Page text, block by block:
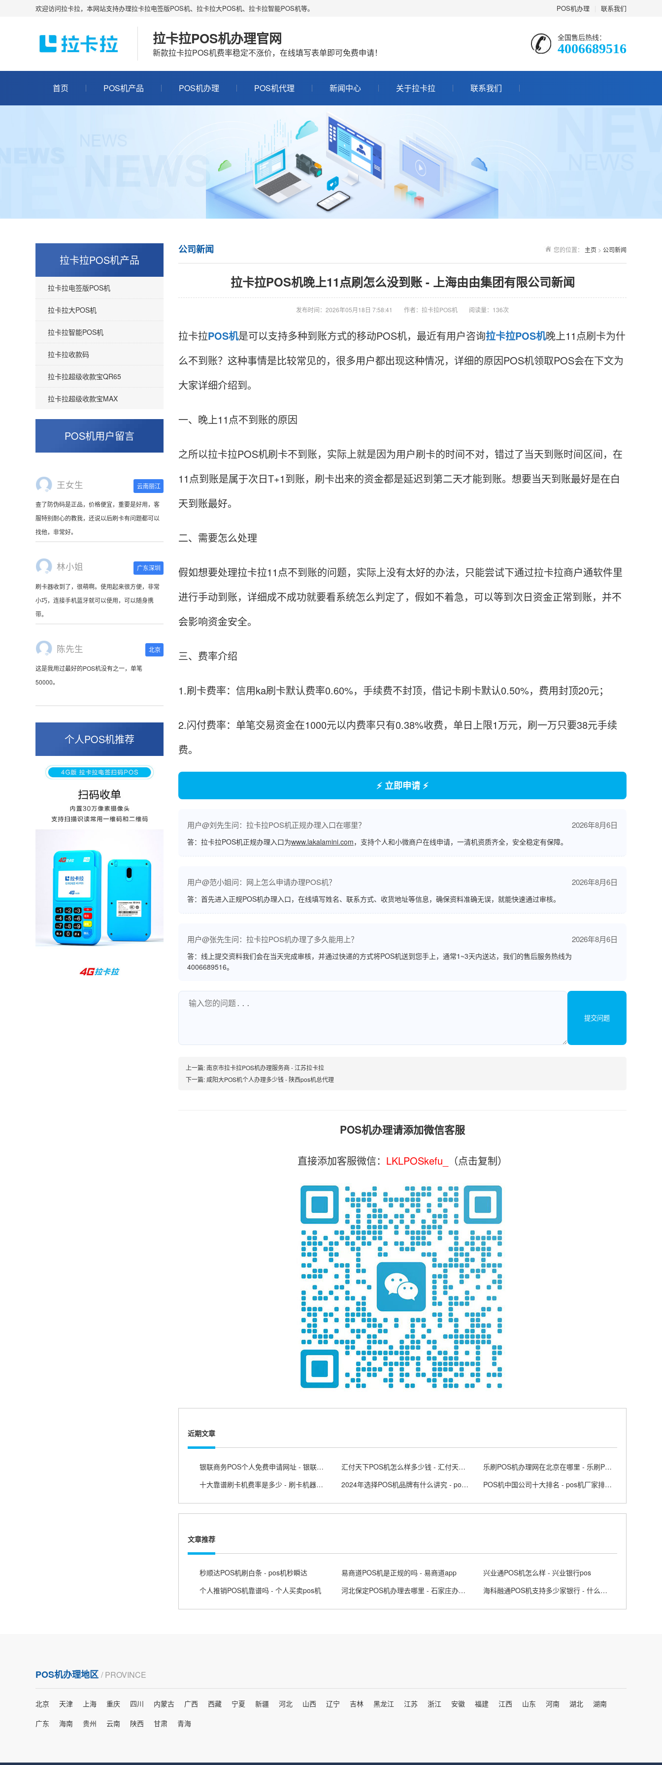
POS机办理 联系我们
欢迎访问拉卡拉，本网站支持办理拉卡拉电签版POS机、拉卡拉大POS机、拉卡拉智能POS机等。
拉卡拉POS机办理官网
新款拉卡拉POS机费率稳定不涨价，在线填写表单即可免费申请！
全国售后热线：
4006689516
首页 POS机产品 POS机办理 POS机代理 新闻中心 关于拉卡拉 联系我们
拉卡拉POS机产品
拉卡拉电签版POS机
拉卡拉大POS机
拉卡拉智能POS机
拉卡拉收款码
拉卡拉超级收款宝QR65
拉卡拉超级收款宝MAX
POS机用户留言
王女生 云南丽江
查了防伪码是正品，价格便宜，重要是好用，客
服特别耐心的教我，还说以后刷卡有问题都可以
找他，非常好。
林小姐 广东深圳
刷卡器收到了，很萌啊。使用起来很方便，非常
小巧，连接手机蓝牙就可以使用，可以随身携
带。
陈先生 北京
这是我用过最好的POS机没有之一，单笔
50000。
好，但是可以接受。售后服务好整体比较满意。
周先生
孙女士
收到用了还可以，朋友推荐用的，她之前用了竟
然给提额了，希望我也能提呃，客服还和我说了
很多提额小技巧希望有用吧。
杨先生
很满意！
个人POS机推荐
您的位置： 主页 > 公司新闻
公司新闻
拉卡拉POS机晚上11点刷怎么没到账 - 上海由由集团有限公司新闻
发布时间：2026年05月18日 7:58:41 作者：拉卡拉POS机 阅读量：136次
拉卡拉POS机是可以支持多种到账方式的移动POS机，最近有用户咨询拉卡拉POS机晚上11点刷卡为什
么不到账？这种事情是比较常见的，很多用户都出现这种情况，详细的原因POS机领取POS会在下文为
大家详细介绍到。
一、晚上11点不到账的原因
之所以拉卡拉POS机刷卡不到账，实际上就是因为用户刷卡的时间不对，错过了当天到账时间区间，在
11点到账是属于次日T+1到账，刷卡出来的资金都是延迟到第二天才能到账。想要当天到账最好是在白
天到账最好。
二、需要怎么处理
假如想要处理拉卡拉11点不到账的问题，实际上没有太好的办法，只能尝试下通过拉卡拉商户通软件里
进行手动到账，详细成不成功就要看系统怎么判定了，假如不着急，可以等到次日资金正常到账，并不
会影响资金安全。
三、费率介绍
1.刷卡费率：信用ka刷卡默认费率0.60%，手续费不封顶，借记卡刷卡默认0.50%，费用封顶20元；
2.闪付费率：单笔交易资金在1000元以内费率只有0.38%收费，单日上限1万元，刷一万只要38元手续
费。
⚡ 立即申请 ⚡
用户@刘先生问：拉卡拉POS机正规办理入口在哪里？ 2026年8月6日
答：拉卡拉POS机正规办理入口为www.lakalamini.com，支持个人和小微商户在线申请，一清机资质齐全，安全稳定有保障。
用户@范小姐问：网上怎么申请办理POS机？ 2026年8月6日
答：首先进入正规POS机办理入口，在线填写姓名、联系方式、收货地址等信息，确保资料准确无误，就能快速通过审核。
用户@张先生问：拉卡拉POS机办理了多久能用上？ 2026年8月6日
答：线上提交资料我们会在当天完成审核，并通过快递的方式将POS机送到您手上，通常1~3天内送达，我们的售后服务热线为
4006689516。
提交问题
上一篇:南京市拉卡拉POS机办理服务商 - 江苏拉卡拉
下一篇: 咸阳大POS机个人办理多少钱 - 陕西pos机总代理
POS机办理请添加微信客服
直接添加客服微信： LKLPOSkefu_ （点击复制）
近期文章
银联商务POS个人免费申请网址 - 银联商务posapp 汇付天下POS机怎么样多少钱 - 汇付天下pos下载
乐刷POS机办理网在北京在哪里 - 乐刷POS
十大靠谱刷卡机费率是多少 - 刷卡机器有哪家
2024年选择POS机品牌有什么讲究 - pos机未来趋势 POS机中国公司十大排名 - pos机厂家排行榜
文章推荐
秒顺达POS机刷白条 - pos机秒瞬达 易商道POS机是正规的吗 - 易商道app
兴业通POS机怎么样 - 兴业银行pos
个人推销POS机靠谱吗 - 个人买卖pos机
河北保定POS机办理去哪里 - 石家庄办理pos机电话 海科融通POS机支持多少家银行 - 什么叫行业动态
POS机办理地区 / PROVINCE
北京 天津 上海 重庆 四川 内蒙古 广西 西藏 宁夏 新疆 河北 山西 辽宁 吉林 黑龙江 江苏 浙江 安徽 福建 江西 山东 河南 湖北
湖南
广东
海南 贵州 云南 陕西 甘肃 青海